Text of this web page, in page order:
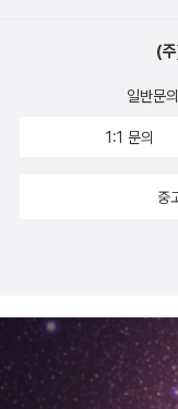
(
일반문
1:1 문의
중